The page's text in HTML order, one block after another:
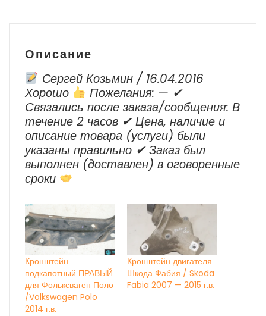
Описание
Сергей Козьмин / 16.04.2016
Хорошо
Пожелания: — ✔
Cвязались после заказа/сообщения: В
течение 2 часов ✔ Цена, наличие и
описание товара (услуги) были
указаны правильно ✔ Заказ был
выполнен (доставлен) в оговоренные
сроки
Кронштейн
подкапотный ПРАВЫЙ
для Фольксваген Поло
/Volkswagen Polo
2014 г.в.
Кронштейн двигателя
Шкода Фабия / Skoda
Fabia 2007 — 2015 г.в.